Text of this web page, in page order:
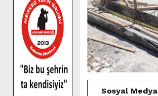
Sosyal Medya